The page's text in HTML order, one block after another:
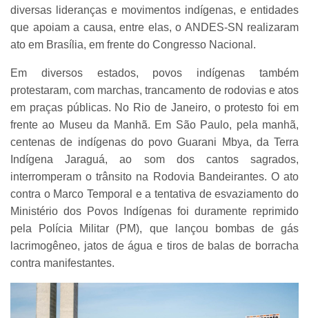
diversas lideranças e movimentos indígenas, e entidades
que apoiam a causa, entre elas, o ANDES-SN realizaram
ato em Brasília, em frente do Congresso Nacional.
Em diversos estados, povos indígenas também
protestaram, com marchas, trancamento de rodovias e atos
em praças públicas. No Rio de Janeiro, o protesto foi em
frente ao Museu da Manhã. Em São Paulo, pela manhã,
centenas de indígenas do povo Guarani Mbya, da Terra
Indígena Jaraguá, ao som dos cantos sagrados,
interromperam o trânsito na Rodovia Bandeirantes. O ato
contra o Marco Temporal e a tentativa de esvaziamento do
Ministério dos Povos Indígenas foi duramente reprimido
pela Polícia Militar (PM), que lançou bombas de gás
lacrimogêneo, jatos de água e tiros de balas de borracha
contra manifestantes.